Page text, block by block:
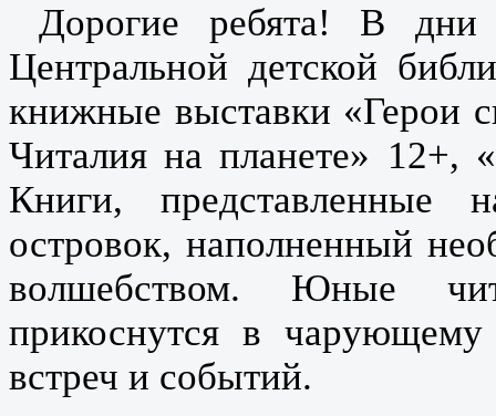
Дорогие ребята! В дни
Центральной детской
книжные выставки «Герои
Читалия на планете» 12+,
Книги, представленные
островок, наполненный
волшебством. Юные
прикоснутся в
встреч и событий.